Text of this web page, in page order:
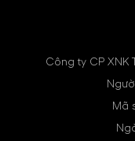
Công ty CP XNK
Mã